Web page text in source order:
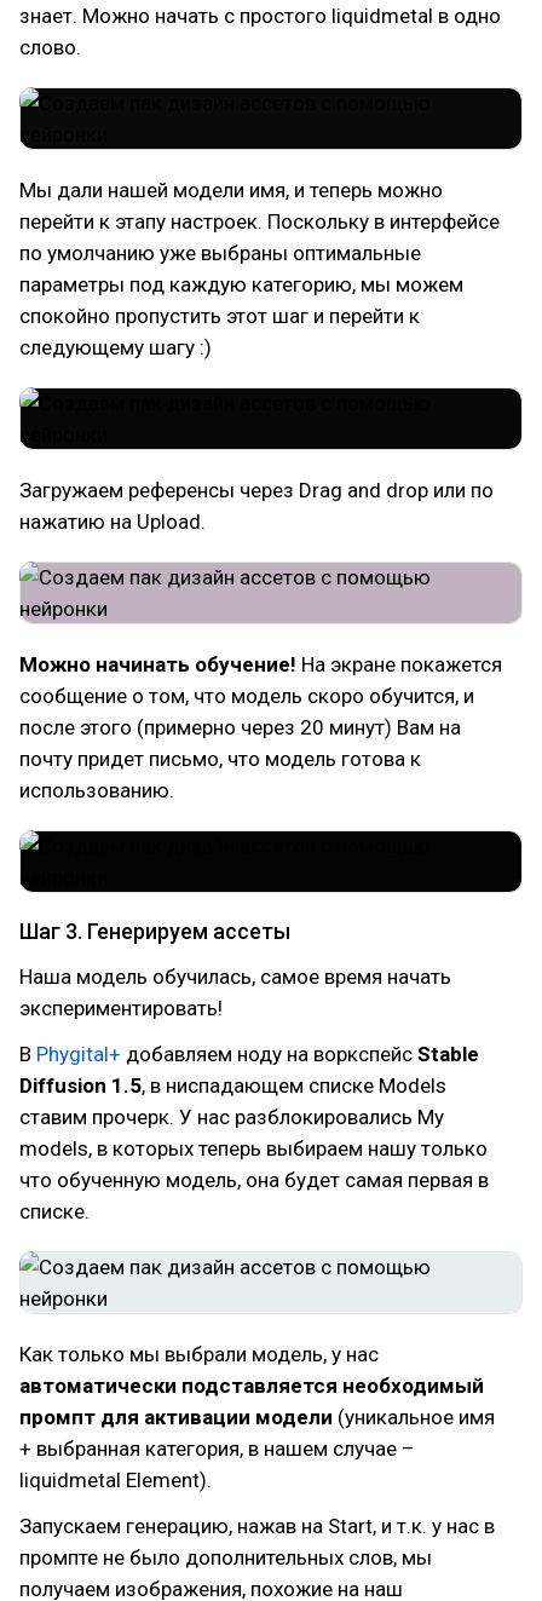
знает. Можно начать с простого liquidmetal в одно
слово.
Мы дали нашей модели имя, и теперь можно
перейти к этапу настроек. Поскольку в интерфейсе
по умолчанию уже выбраны оптимальные
параметры под каждую категорию, мы можем
спокойно пропустить этот шаг и перейти к
следующему шагу :)
Загружаем референсы через Drag and drop или по
нажатию на Upload.
Можно начинать обучение! На экране покажется
сообщение о том, что модель скоро обучится, и
после этого (примерно через 20 минут) Вам на
почту придет письмо, что модель готова к
использованию.
Шаг 3. Генерируем ассеты
Наша модель обучилась, самое время начать
экспериментировать!
В Phygital+ добавляем ноду на воркспейс Stable
Diffusion 1.5, в ниспадающем списке Models
ставим прочерк. У нас разблокировались My
models, в которых теперь выбираем нашу только
что обученную модель, она будет самая первая в
списке.
Как только мы выбрали модель, у нас
автоматически подставляется необходимый
промпт для активации модели (уникальное имя
+ выбранная категория, в нашем случае –
liquidmetal Element).
Запускаем генерацию, нажав на Start, и т.к. у нас в
промпте не было дополнительных слов, мы
получаем изображения, похожие на наш